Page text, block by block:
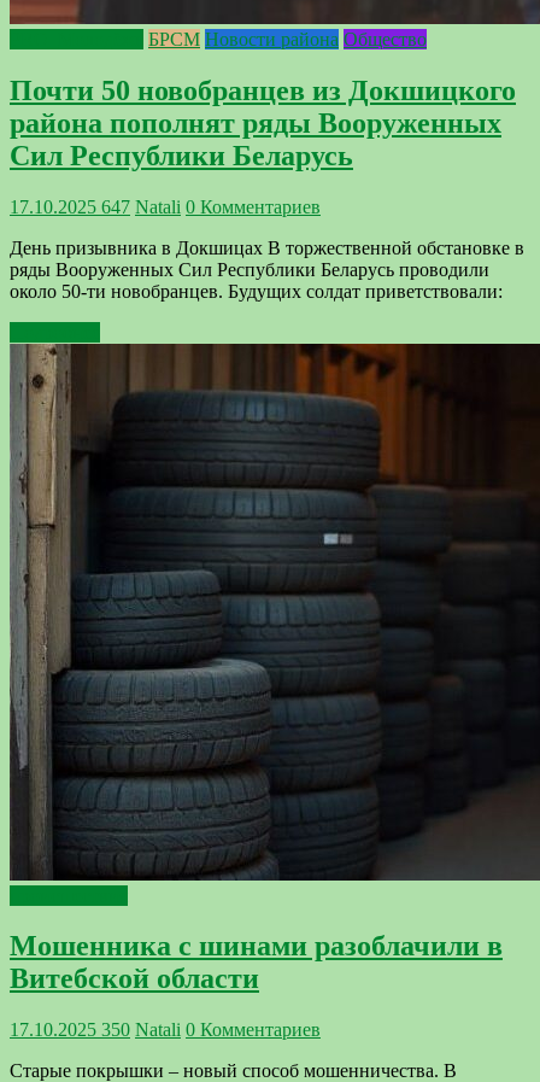
БРСМ Новости района Общество
Почти 50 новобранцев из Докшицкого
района пополнят ряды Вооруженных
Сил Республики Беларусь
17.10.2025 647 Natali 0 Комментариев
День призывника в Докшицах В торжественной обстановке в
ряды Вооруженных Сил Республики Беларусь проводили
около 50-ти новобранцев. Будущих солдат приветствовали:
Мошенника с шинами разоблачили в
Витебской области
17.10.2025 350 Natali 0 Комментариев
Старые покрышки – новый способ мошенничества. В